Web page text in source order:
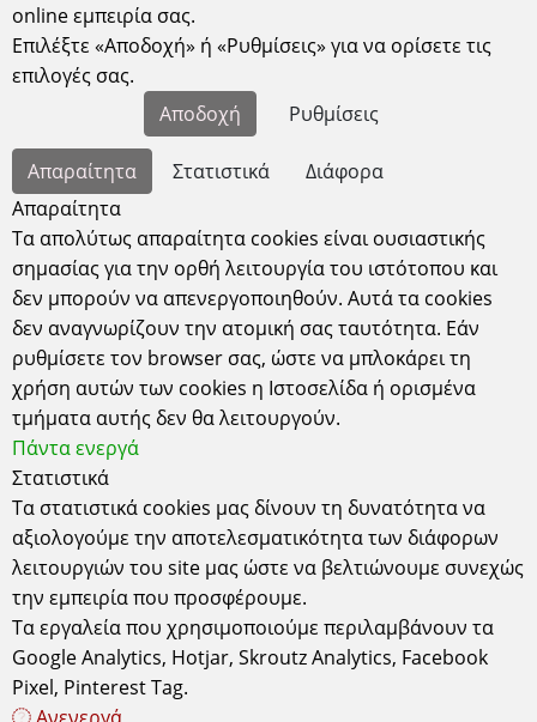
ΠΕΡΙΓΡΑΦΗ
- Διαθέσιμα κατόπιν παραγγελίας.
- Χρόνος προετοιμασίας εως και 15 εργάσιμες
ημέρες.
- Αθήνα 5 ευρώ, εκτός Αθηνών 6,5 ευρώ.
- Αποστολή και με ΕΛΤΑ courier.
Κυδωνιών 6-8 Αθήνα-Σεπόλια, 10443
ΑΤΤΙΚΗ τηλ: 2105157506
ΔΕΧΟΜΑΣΤΕ ΚΑΤΟΠΙΝ ΡΑΝΤΕΒΟΥ
Ωράριο Λειτουργίας Καταστήματος
online εμπειρία σας.
Επιλέξτε «Αποδοχή» ή «Ρυθμίσεις» για να ορίσετε τις
επιλογές σας.
Αποδοχή
Ρυθμίσεις
Απαραίτητα Στατιστικά
Διάφορα
Απαραίτητα
Τα απολύτως απαραίτητα cookies είναι ουσιαστικής
σημασίας για την ορθή λειτουργία του ιστότοπου και
δεν μπορούν να απενεργοποιηθούν. Αυτά τα cookies
δεν αναγνωρίζουν την ατομική σας ταυτότητα. Εάν
ρυθμίσετε τον browser σας, ώστε να μπλοκάρει τη
χρήση αυτών των cookies η Ιστοσελίδα ή ορισμένα
τμήματα αυτής δεν θα λειτουργούν.
Πάντα ενεργά
Στατιστικά
Τα στατιστικά cookies μας δίνουν τη δυνατότητα να
αξιολογούμε την αποτελεσματικότητα των διάφορων
λειτουργιών του site μας ώστε να βελτιώνουμε συνεχώς
την εμπειρία που προσφέρουμε.
Τα εργαλεία που χρησιμοποιούμε περιλαμβάνουν τα
Google Analytics, Hotjar, Skroutz Analytics, Facebook
Pixel, Pinterest Tag.